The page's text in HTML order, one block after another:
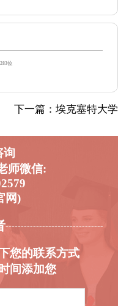
位
下一篇 ：埃克塞特大学
询
师微信:
网)
您的联系方式
间添加您